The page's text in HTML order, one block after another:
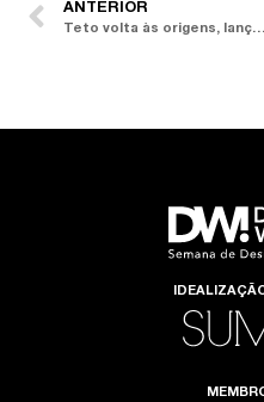
ANTERIOR
Teto volta às origens, lança a Teto Casa na DW! SP 2024 e espalha móveis gigantes pela cidade